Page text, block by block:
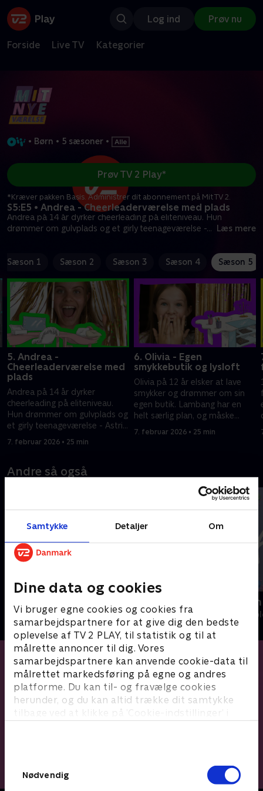
Samtykke Detaljer Om
Dine data og cookies
Vi bruger egne cookies og cookies fra
samarbejdspartnere for at give dig den bedste
oplevelse af TV 2 PLAY, til statistik og til at
målrette annoncer til dig. Vores
samarbejdspartnere kan anvende cookie-data til
målrettet markedsføring på egne og andres
platforme. Du kan til- og fravælge cookies
herunder, og du kan altid trække dit samtykke
tilbage ved at klikke på ’Cookie-indstillinger’ i
Nødvendig
Log ind Prøv nu
Forside Live TV Kategorier
• Børn • 5 sæsoner •
S5:E5 • Andrea - Cheerleaderværelse med plads
Andrea på 14 år dyrker cheerleading på eliteniveau. Hun
drømmer om gulvplads og et girly teenageværelse -... Læs mere
Prøv TV 2 Play*
*Kræver pakken Basis. Administrer dit abonnement på Mit TV 2.
Sæson 1 Sæson 2 Sæson 3 Sæson 4 Sæson 5
5. Andrea -
Cheerleaderværelse med
plads
Andrea på 14 år dyrker
cheerleading på eliteniveau.
Hun drømmer om gulvplads og
et girly teenageværelse - Astrid
7. februar 2026 • 25 min
6. Olivia - Egen
smykkebutik og lysloft
Olivia på 12 år elsker at lave
smykker og drømmer om sin
egen butik. Lambang har en
helt særlig plan, og måske
7. februar 2026 • 25 min
Andre så også
Børne-underholdning • 3 sæsoner
Kreaklubben
Børne-